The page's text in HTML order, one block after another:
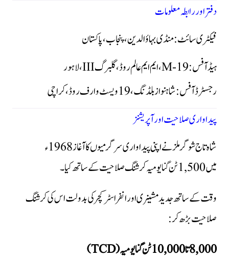
دفتر اور رابطہ معلومات
فیکٹری سائٹ:منڈی بہاؤالدین، پنجاب، پاکستان
ہیڈ آفس:19-M، ایم ایم عالم روڈ، گلبرگ III، لاہور
رجسٹرڈ آفس:شاہنواز بلڈنگ، 19 ویسٹ وارف روڈ، کراچی
پیداواری صلاحیت اور آپریشنز
شاہ تاج شوگر ملز نے اپنی پیداواری سرگرمیوں کا آغاز 1968ء
میں 1,500 ٹن گنا یومیہ کرشنگ صلاحیت کے ساتھ کیا۔
وقت کے ساتھ جدید مشینری اور انفراسٹرکچر کی بدولت اس کی کرشنگ
صلاحیت بڑھ کر:
8,000 تا 10,000 ٹن گنا یومیہ (TCD)